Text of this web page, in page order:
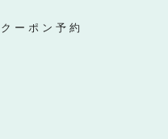
クーポン予約